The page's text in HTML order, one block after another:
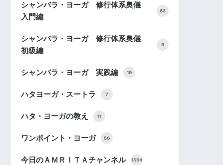
シャンバラ・ヨーガ 修行体系奥儀
入門編
83
シャンバラ・ヨーガ 修行体系奥儀
初級編
9
シャンバラ・ヨーガ 実践編 19
ハタヨーガ・スートラ 7
ハタ・ヨーガの教え 11
ワンポイント・ヨーガ 56
今日のＡＭＲＩＴＡチャンネル 1564